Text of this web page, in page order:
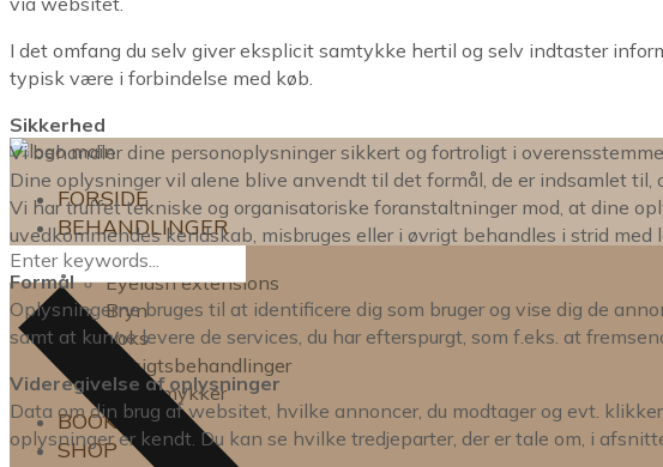
FORSIDE
BEHANDLINGER
Lash lift
Eyelash extensions
Bryn
Voks
Ansigtsbehandlinger
Tandsmykker
BOOK TID
SHOP
I det omfang du selv giver eksplicit samtykke hertil og selv indtaster
typisk være i forbindelse med køb.
Sikkerhed
Vi behandler dine personoplysninger sikkert og fortroligt i
Dine oplysninger vil alene blive anvendt til det formål, de er indsamlet
Vi har truffet tekniske og organisatoriske foranstaltninger mod, at dine
uvedkommendes kendskab, misbruges eller i øvrigt behandles i strid med
Formål
Oplysningerne bruges til at identificere dig som bruger og vise dig de
samt at kunne levere de services, du har efterspurgt, som f.eks. at
Videregivelse af oplysninger
Data om din brug af websitet, hvilke annoncer, du modtager og evt.
oplysninger er kendt. Du kan se hvilke tredjeparter, der er tale om, i